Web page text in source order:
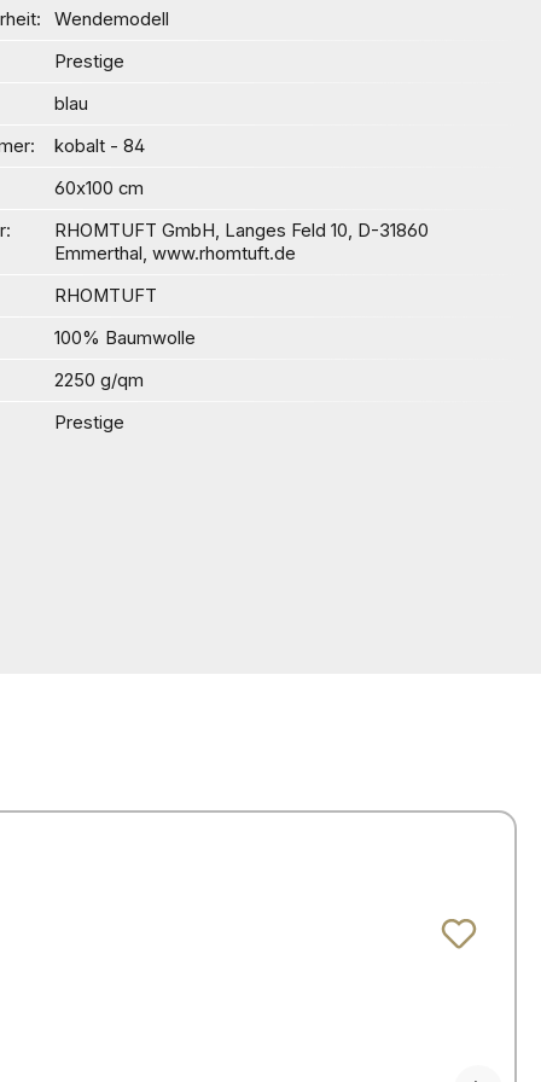
Wendemodell
Prestige
blau
kobalt - 84
60x100 cm
RHOMTUFT GmbH, Langes Feld 10, D-31860
Emmerthal, www.rhomtuft.de
RHOMTUFT
100% Baumwolle
2250 g/qm
Prestige